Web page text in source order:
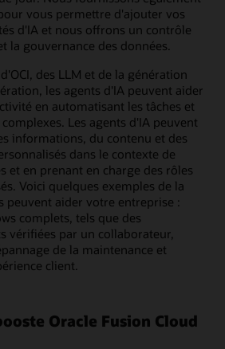
vous permettre d'ajouter vos
d'IA et nous offrons un contrôle
la gouvernance des données.
des LLM et de la génération
les agents d'IA peuvent aider
en automatisant les tâches et
Les agents d'IA peuvent
informations, du contenu et des
dans le contexte de
et en prenant en charge des rôles
Voici quelques exemples de la
peuvent aider votre entreprise :
complets, tels que des
vérifiées par un collaborateur,
de la maintenance et
client.
Oracle Fusion Cloud